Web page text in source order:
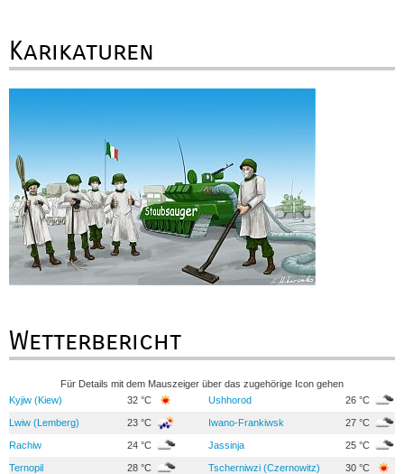
Karikaturen
Wetterbericht
Für Details mit dem Mauszeiger über das zugehörige Icon gehen
Kyjiw (Kiew)
32 °C Ushhorod 26 °C
Lwiw (Lemberg) 23 °C Iwano-Frankiwsk 27 °C
Rachiw 24 °C Jassinja 25 °C
Ternopil 28 °C Tscherniwzi (Czernowitz) 30 °C